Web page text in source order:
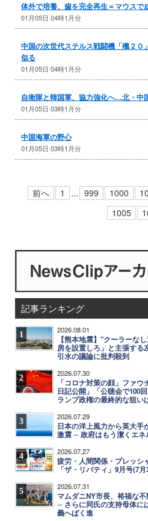
体外で培養、歯を完全再生＝マウスで
01月05日 04時1月分
中国の次世代ステルス戦闘機「殲２０
似る
01月05日 04時1月分
自衛隊と韓国軍、協力強化へ…北・中
01月05日 03時1月分
中国海軍の野心
01月05日 03時1月分
前へ 1 ... 999 1000
1005
記事ランキング
1 2026.08.01
【熊本地震】"クーラーな
房を設置しろ」と主張する
引水の議論に批判殺到
2 2026.07.30
「コロナ対策の顔」ファ
日記公開」「公聴会で100
ランプ政権の最終的な狙い
3 2026.07.29
日本の洋上風力から英大手
激震 ─ 政府はもう潔くエ
4 2026.07.27
疲労・人間関係・プレッ
「ザ・リバティ」9月号(7
5 2026.07.31
マムダニNY市長、裕福な
─ さらに同氏の支持母体に
義へばく進